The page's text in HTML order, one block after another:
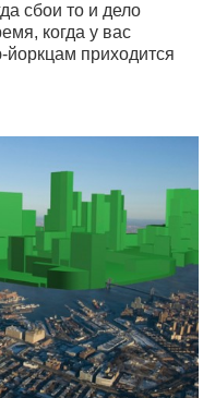
сбои то и дело
когда у вас
йоркцам приходится